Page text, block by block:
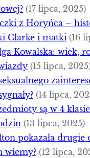
(17 lipca, 2025)
z Horyńca –
Clarke i matki (16
Kowalska: wiek,
(15 lipca,
(14 lipca,
są w 4
(13 lipca, 2025)
pokazała drugie
wiemy? (12 lipca,